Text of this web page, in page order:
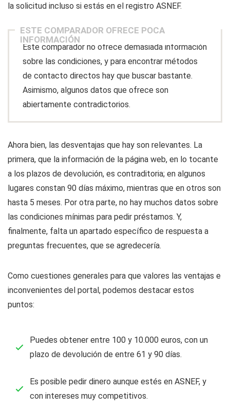
la solicitud incluso si estás en el registro ASNEF.
ESTE COMPARADOR OFRECE POCA
INFORMACIÓN
Este comparador no ofrece demasiada información
sobre las condiciones, y para encontrar métodos
de contacto directos hay que buscar bastante.
Asimismo, algunos datos que ofrece son
abiertamente contradictorios.
Ahora bien, las desventajas que hay son relevantes. La
primera, que la información de la página web, en lo tocante
a los plazos de devolución, es contraditoria; en algunos
lugares constan 90 días máximo, mientras que en otros son
hasta 5 meses. Por otra parte, no hay muchos datos sobre
las condiciones mínimas para pedir préstamos. Y,
finalmente, falta un apartado específico de respuesta a
preguntas frecuentes, que se agredecería.
Como cuestiones generales para que valores las ventajas e
inconvenientes del portal, podemos destacar estos
puntos:
Puedes obtener entre 100 y 10.000 euros, con un
plazo de devolución de entre 61 y 90 días.
Es posible pedir dinero aunque estés en ASNEF, y
con intereses muy competitivos.